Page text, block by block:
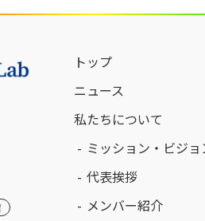
トップ
ニュース
私たちについて
ミッション・ビジョ
代表挨拶
メンバー紹介